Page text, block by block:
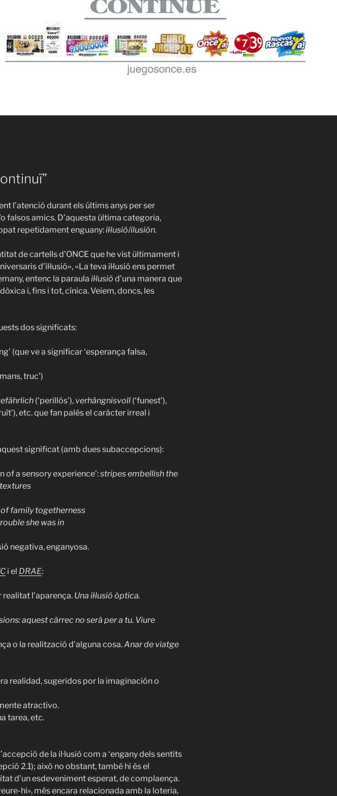
l’atenció durant els últims anys per ser
falsos amics. D’aquesta última categoria,
repetidament enguany:il·lusió/ilusión.
de cartells d’ONCE que he vist últimament i
niversaris d’il·lusió», «La teva il·lusió ens permet
entenc la paraula il·lusió d’una manera que
i, fins i tot, cínica. Veiem, doncs, les
dos significats:
(que ve a significar ‘esperança falsa,
truc’)
(‘perillós’), verhängnisvoll (‘funest’),
etc. que fan palés el caràcter irreal i
significat (amb dues subaccepcions):
a sensory experience’:stripes embellish the
family togetherness
she was in
negativa, enganyosa.
i el DRAE:
l’aparença. Una il·lusió òptica.
aquest càrrec no serà per a tu. Viure
o la realització d’alguna cosa.Anar de viatge
realidad, sugeridos por la imaginación o
atractivo.
tarea, etc.
de la il·lusió com a ‘engany dels sentits
2.1); això no obstant, també hi és el
d’un esdeveniment esperat, de complaença.
hi», més encara relacionada amb la loteria,